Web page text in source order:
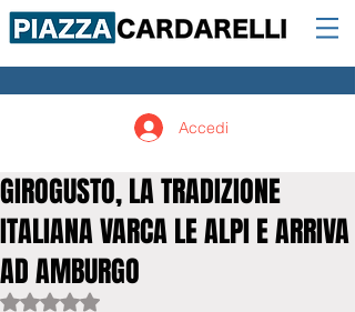
Accedi
GIROGUSTO, LA TRADIZIONE
ITALIANA VARCA LE ALPI E ARRIVA
AD AMBURGO
Valutazione NaN stelle su 5.